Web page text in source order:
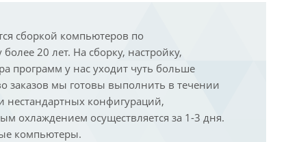
сборкой компьютеров по
20 лет. На сборку, настройку,
программ у нас уходит чуть больше
заказов мы готовы выполнить в течении
конфигураций,
охлаждением осуществляется за 1-3 дня.
компьютеры.